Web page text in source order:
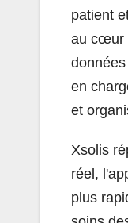
patient
au cœur
en
et
Xsolis
réel,
plus